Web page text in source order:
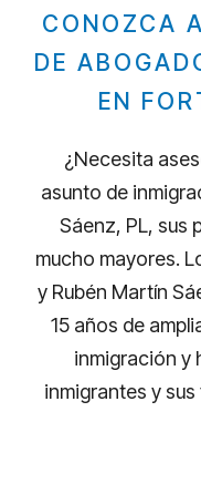
CONOZCA
DE
EN
¿Necesita
asunto de
Sáenz, PL, sus
mucho mayores.
y Rubén Martín
15 años de
inmigración y
inmigrantes y